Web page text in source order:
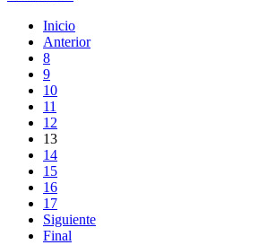
Inicio
Anterior
8
9
10
11
12
13
14
15
16
17
Siguiente
Final